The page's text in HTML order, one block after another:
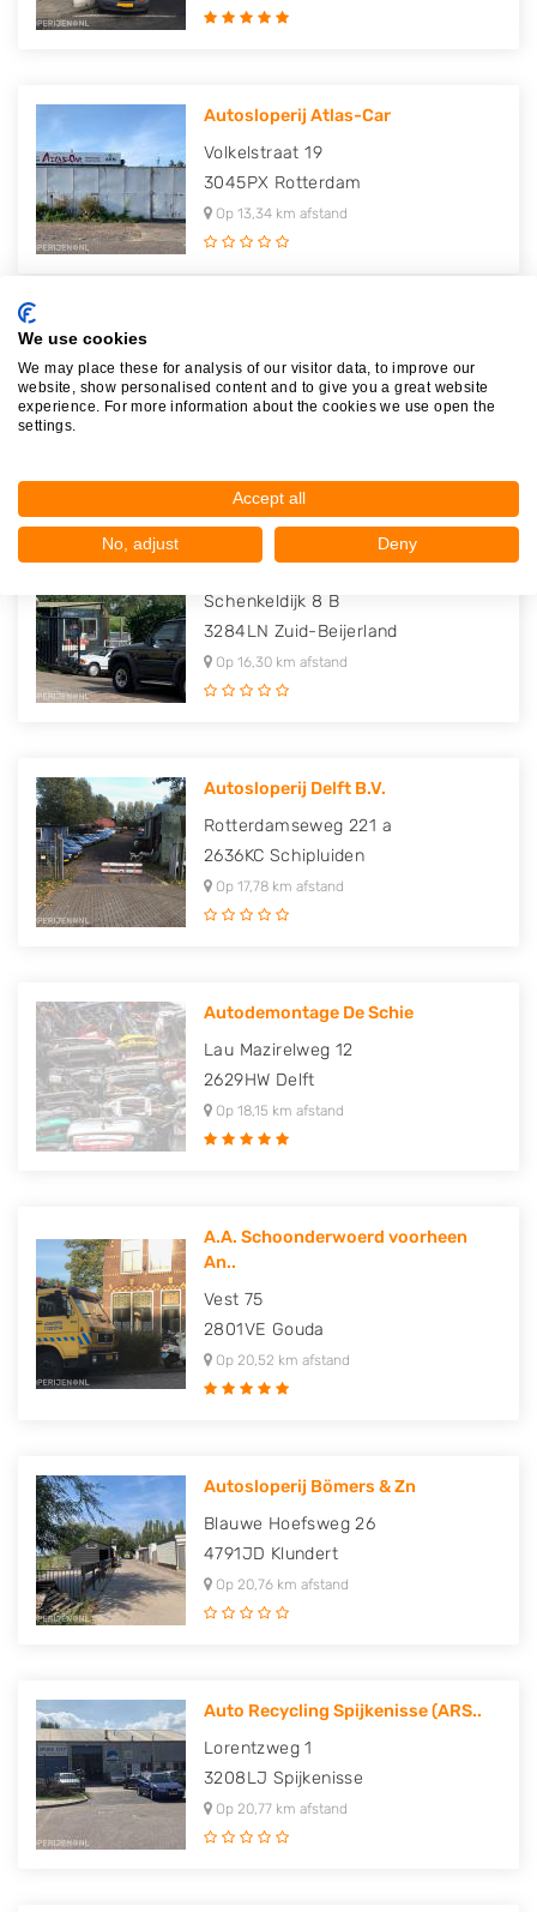
Autosloperij Atlas-Car
Volkelstraat 19
3045PX Rotterdam
Op 13,34 km afstand
Volkelstraat 13
3045PX Rotterdam
Sloperij De Sloop
Schenkeldijk 8 B
3284LN Zuid-Beijerland
Op 16,30 km afstand
Autosloperij Delft B.V.
Rotterdamseweg 221 a
2636KC Schipluiden
Op 17,78 km afstand
Autodemontage De Schie
Lau Mazirelweg 12
2629HW Delft
Op 18,15 km afstand
A.A. Schoonderwoerd voorheen
An..
Vest 75
2801VE Gouda
Op 20,52 km afstand
Autosloperij Bömers & Zn
Blauwe Hoefsweg 26
4791JD Klundert
Op 20,76 km afstand
Auto Recycling Spijkenisse (ARS..
Lorentzweg 1
3208LJ Spijkenisse
Op 20,77 km afstand
We use cookies
We may place these for analysis of our visitor data, to improve our
website, show personalised content and to give you a great website
experience. For more information about the cookies we use open the
settings.
Accept all
No, adjust Deny